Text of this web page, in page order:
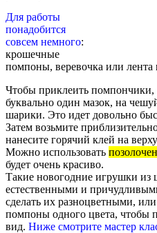
Для работы
понадобится
совсем немного:
крошечные
помпоны, веревочка или лента
Чтобы приклеить помпончики,
буквально один мазок, на
шарики. Это идет довольно
Затем возьмите
нанесите горячий клей на
Можно использовать
будет очень красиво.
Такие новогодние игрушки из
естественными и
сделать их разноцветными,
помпоны одного цвета, чтобы
вид. Ниже смотрите мастер